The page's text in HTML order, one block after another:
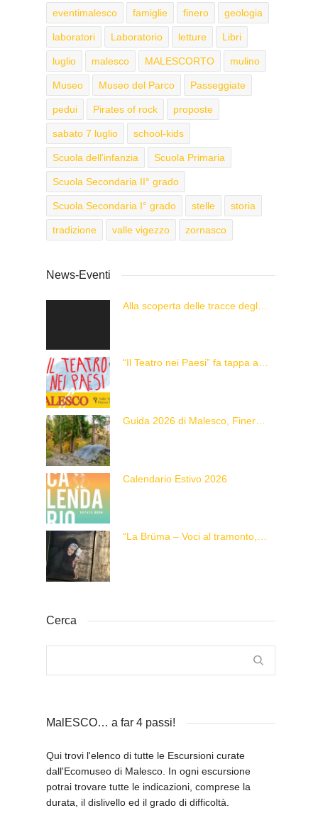
eventimalesco famiglie finero geologia
laboratori Laboratorio letture Libri
luglio malesco MALESCORTO mulino
Museo Museo del Parco Passeggiate
pedui Pirates of rock proposte
sabato 7 luglio school-kids
Scuola dell'infanzia Scuola Primaria
Scuola Secondaria II° grado
Scuola Secondaria I° grado stelle storia
tradizione valle vigezzo zornasco
News-Eventi
Calendario Estivo 2026
“La Brüma – Voci al tramonto, di una vita e di un’epoca”
Cerca
MalESCO… a far 4 passi!
Qui trovi l'elenco di tutte le Escursioni curate
dall'Ecomuseo di Malesco. In ogni escursione
potrai trovare tutte le indicazioni, comprese la
durata, il dislivello ed il grado di difficoltà.